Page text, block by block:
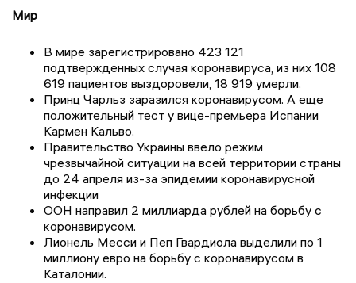
Мир
В мире зарегистрировано 423 121
подтвержденных случая коронавируса, из них 108
619 пациентов выздоровели, 18 919 умерли.
Принц Чарльз заразился коронавирусом. А еще
положительный тест у вице-премьера Испании
Кармен Кальво.
Правительство Украины ввело режим
чрезвычайной ситуации на всей территории страны
до 24 апреля из-за эпидемии коронавирусной
инфекции
ООН направил 2 миллиарда рублей на борьбу с
коронавирусом.
Лионель Месси и Пеп Гвардиола выделили по 1
миллиону евро на борьбу с коронавирусом в
Каталонии.